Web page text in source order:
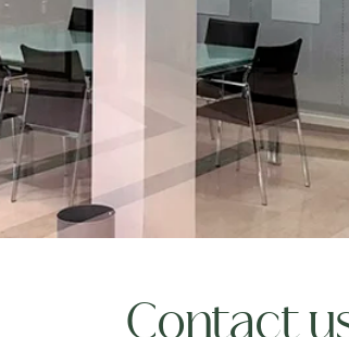
Contact